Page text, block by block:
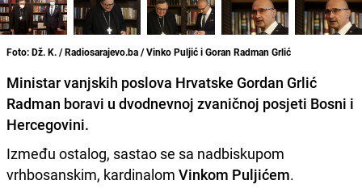
Foto: Dž. K. / Radiosarajevo.ba / Vinko Puljić i Goran Radman Grlić
Ministar vanjskih poslova Hrvatske Gordan Grlić
Radman boravi u dvodnevnoj zvaničnoj posjeti Bosni i
Hercegovini.
Između ostalog, sastao se sa nadbiskupom
vrhbosanskim, kardinalom Vinkom Puljićem.